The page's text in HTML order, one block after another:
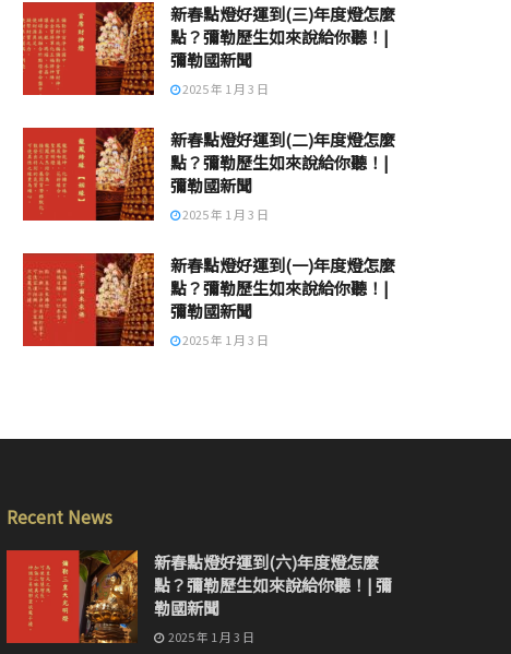
新春點燈好運到(三)年度燈怎麼
點？彌勒歷生如來說給你聽！|
彌勒國新聞
2025 年 1 月 3 日
新春點燈好運到(二)年度燈怎麼
點？彌勒歷生如來說給你聽！|
彌勒國新聞
2025 年 1 月 3 日
新春點燈好運到(一)年度燈怎麼
點？彌勒歷生如來說給你聽！|
彌勒國新聞
2025 年 1 月 3 日
Recent News
新春點燈好運到(六)年度燈怎麼
點？彌勒歷生如來說給你聽！| 彌
勒國新聞
2025 年 1 月 3 日